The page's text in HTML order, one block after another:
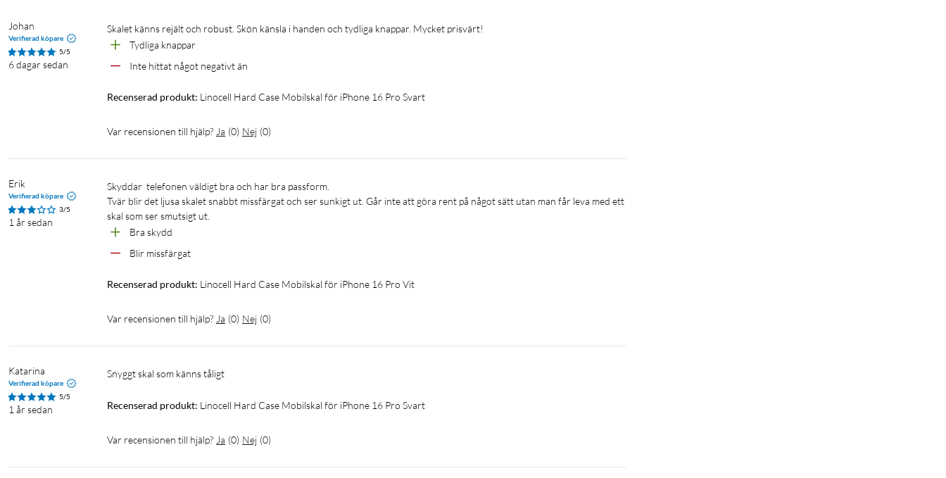
Johan
Verifierad köpare
5/5
6 dagar sedan
Skalet känns rejält och robust. Skön känsla i handen och tydliga knappar. Mycket prisvärt!
Tydliga knappar
Inte hittat något negativt än
Recenserad produkt: Linocell Hard Case Mobilskal för iPhone 16 Pro Svart
Var recensionen till hjälp? Ja (0) Nej (0)
Erik
Verifierad köpare
3/5
1 år sedan
Skyddar  telefonen väldigt bra och har bra passform.
Tvär blir det ljusa skalet snabbt missfärgat och ser sunkigt ut. Går inte att göra rent på något sätt utan man får leva med ett
skal som ser smutsigt ut.
Bra skydd
Blir missfärgat
Recenserad produkt: Linocell Hard Case Mobilskal för iPhone 16 Pro Vit
Var recensionen till hjälp? Ja (0) Nej (0)
Katarina
Verifierad köpare
5/5
1 år sedan
Snyggt skal som känns tåligt
Recenserad produkt: Linocell Hard Case Mobilskal för iPhone 16 Pro Svart
Var recensionen till hjälp? Ja (0) Nej (0)